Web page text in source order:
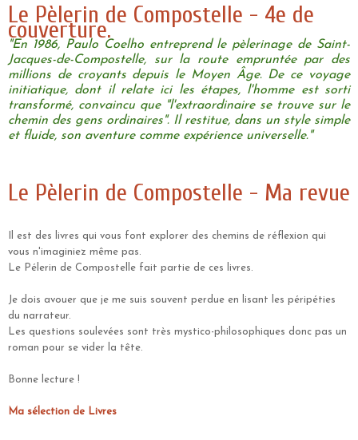
Le Pèlerin de Compostelle - 4e de
couverture.
"En 1986, Paulo Coelho entreprend le pèlerinage de Saint-
Jacques-de-Compostelle, sur la route empruntée par des
millions de croyants depuis le Moyen Âge. De ce voyage
initiatique, dont il relate ici les étapes, l'homme est sorti
transformé, convaincu que "l'extraordinaire se trouve sur le
chemin des gens ordinaires". Il restitue, dans un style simple
et fluide, son aventure comme expérience universelle."
Le Pèlerin de Compostelle - Ma revue
Il est des livres qui vous font explorer des chemins de réflexion qui
vous n'imaginiez même pas.
Le Pélerin de Compostelle fait partie de ces livres.
Je dois avouer que je me suis souvent perdue en lisant les péripéties
du narrateur.
Les questions soulevées sont très mystico-philosophiques donc pas un
roman pour se vider la tête.
Bonne lecture !
Ma sélection de Livres